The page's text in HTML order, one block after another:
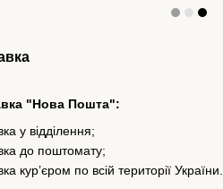
"Нова Пошта":
у відділення;
до поштомату;
кур’єром по всій території України.